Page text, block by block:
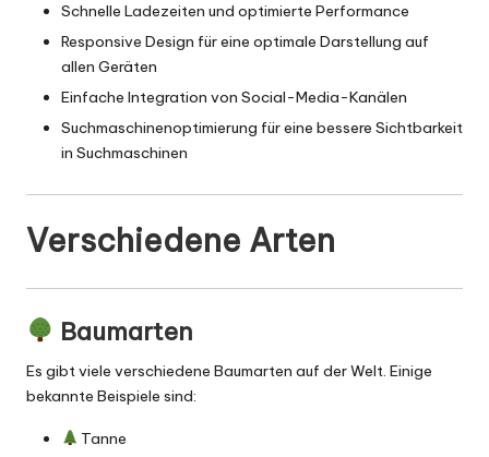
Schnelle Ladezeiten und optimierte Performance
Responsive Design für eine optimale Darstellung auf
allen Geräten
Einfache Integration von Social-Media-Kanälen
Suchmaschinenoptimierung für eine bessere Sichtbarkeit
in Suchmaschinen
Verschiedene Arten
Baumarten
Es gibt viele verschiedene Baumarten auf der Welt. Einige
bekannte Beispiele sind:
Tanne